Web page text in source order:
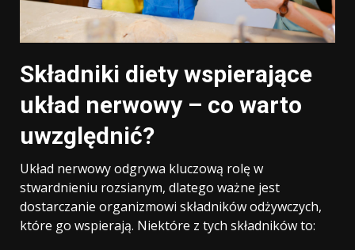
Składniki diety wspierające
układ nerwowy – co warto
uwzględnić?
Układ nerwowy odgrywa kluczową rolę w
stwardnieniu rozsianym, dlatego ważne jest
dostarczanie organizmowi składników odżywczych,
które go wspierają. Niektóre z tych składników to: